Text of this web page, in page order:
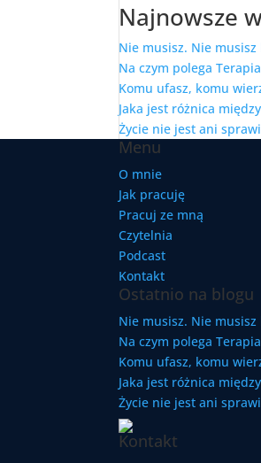
Najnowsze
Nie musisz. Nie
Na czym polega
Komu ufasz, komu
Jaka jest różnica
Życie nie jest ani
Menu
O mnie
Jak pracuję
Pracuj ze mną
Czytelnia
Podcast
Kontakt
Ostatnio na blogu
Nie musisz. Nie
Na czym polega
Komu ufasz, komu
Jaka jest różnica
Życie nie jest ani
Kontakt